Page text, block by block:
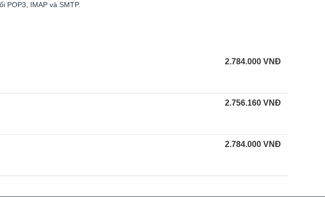
POP3, IMAP và SMTP.
2.784.000 VNĐ
2.756.160 VNĐ
2.784.000 VNĐ